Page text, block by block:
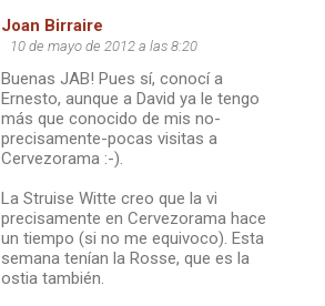
Joan Birraire
10 de mayo de 2012 a las 8:20
Buenas JAB! Pues sí, conocí a
Ernesto, aunque a David ya le tengo
más que conocido de mis no-
precisamente-pocas visitas a
Cervezorama :-).
La Struise Witte creo que la vi
precisamente en Cervezorama hace
un tiempo (si no me equivoco). Esta
semana tenían la Rosse, que es la
ostia también.